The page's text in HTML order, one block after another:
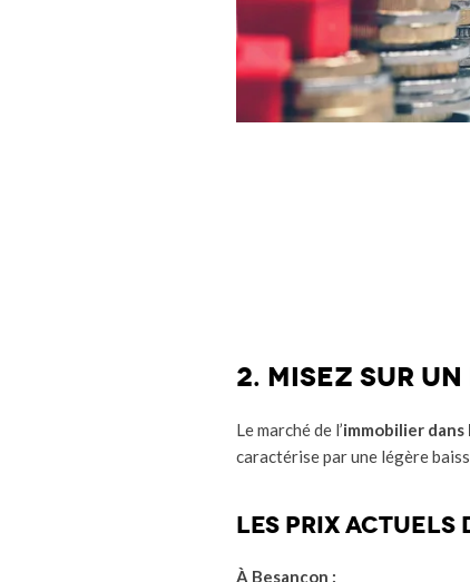
2. Misez sur
Le marché de l’immobilier dans
caractérise par une légère
Les prix actuels
À Besançon :